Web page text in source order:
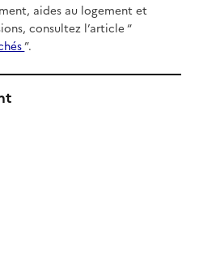
aides au logement et
consultez l’article “
”.